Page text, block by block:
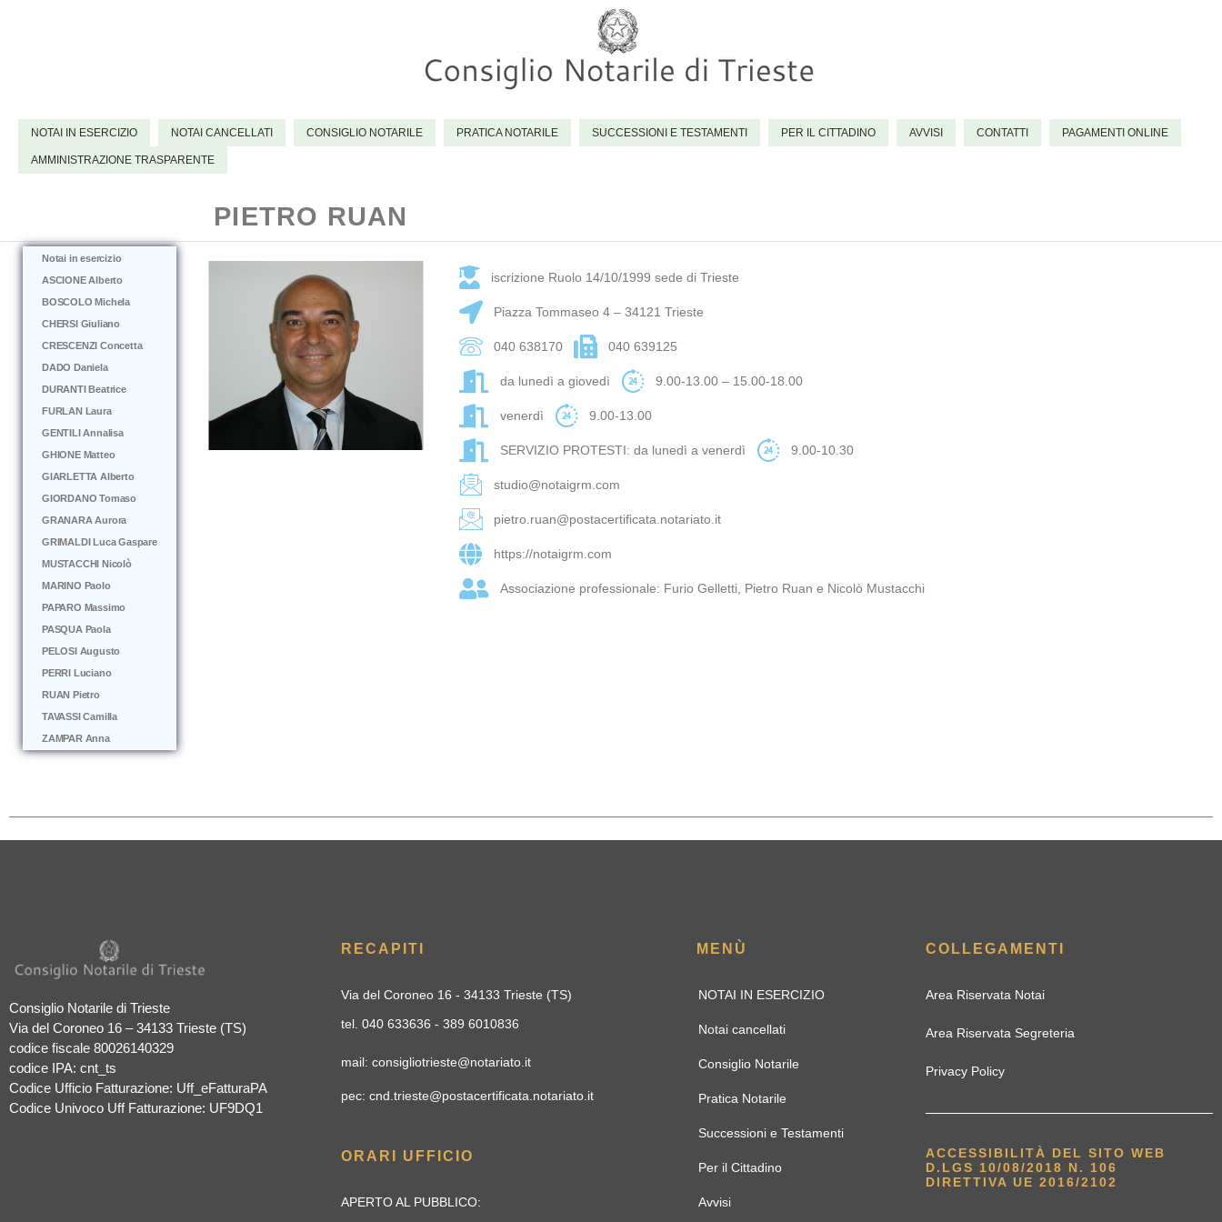
NOTAI IN ESERCIZIO NOTAI CANCELLATI CONSIGLIO NOTARILE PRATICA NOTARILE SUCCESSIONI E TESTAMENTI PER IL CITTADINO AVVISI CONTATTI PAGAMENTI ONLINE
AMMINISTRAZIONE TRASPARENTE
PIETRO RUAN
Notai in esercizio
ASCIONE Alberto
BOSCOLO Michela
CHERSI Giuliano
CRESCENZI Concetta
DADO Daniela
DURANTI Beatrice
FURLAN Laura
GENTILI Annalisa
GHIONE Matteo
GIARLETTA Alberto
GIORDANO Tomaso
GRANARA Aurora
GRIMALDI Luca Gaspare
MUSTACCHI Nicolò
MARINO Paolo
PAPARO Massimo
PASQUA Paola
PELOSI Augusto
PERRI Luciano
RUAN Pietro
TAVASSI Camilla
ZAMPAR Anna
iscrizione Ruolo 14/10/1999 sede di Trieste
Piazza Tommaseo 4 – 34121 Trieste
040 638170 040 639125
da lunedì a giovedì 9.00-13.00 – 15.00-18.00
venerdì 9.00-13.00
SERVIZIO PROTESTI: da lunedì a venerdì 9.00-10.30
studio@notaigrm.com
pietro.ruan@postacertificata.notariato.it
https://notaigrm.com
Associazione professionale: Furio Gelletti, Pietro Ruan e Nicolò Mustacchi
Consiglio Notarile di Trieste
Via del Coroneo 16 – 34133 Trieste (TS)
codice fiscale 80026140329
codice IPA: cnt_ts
Codice Ufficio Fatturazione: Uff_eFatturaPA
Codice Univoco Uff Fatturazione: UF9DQ1
RECAPITI
Via del Coroneo 16 - 34133 Trieste (TS)
tel. 040 633636 - 389 6010836
mail: consigliotrieste@notariato.it
pec: cnd.trieste@postacertificata.notariato.it
ORARI UFFICIO
APERTO AL PUBBLICO:
MENÙ
NOTAI IN ESERCIZIO
Notai cancellati
Consiglio Notarile
Pratica Notarile
Successioni e Testamenti
Per il Cittadino
Avvisi
COLLEGAMENTI
Area Riservata Notai
Area Riservata Segreteria
Privacy Policy
ACCESSIBILITÀ DEL SITO WEB
D.LGS 10/08/2018 N. 106
DIRETTIVA UE 2016/2102